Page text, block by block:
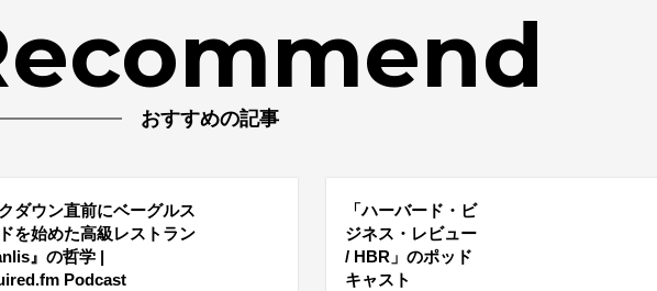
おすすめの記事
ダウン直前にベーグルス
を始めた高級レストラン
』の哲学 |
Podcast
「ハーバード・ビ
ジネス・レビュー
/ HBR」のポッド
キャスト